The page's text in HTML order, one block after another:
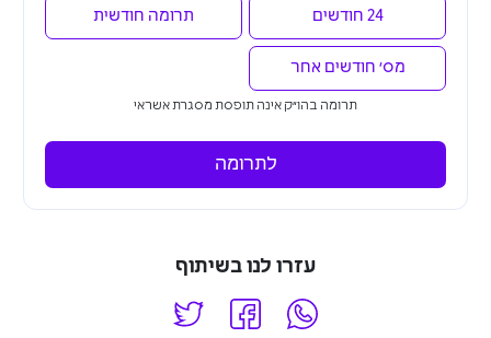
24 חודשים תרומה חודשית
מס׳ חודשים אחר
תרומה בהו״ק אינה תופסת מסגרת אשראי
לתרומה
עזרו לנו בשיתוף